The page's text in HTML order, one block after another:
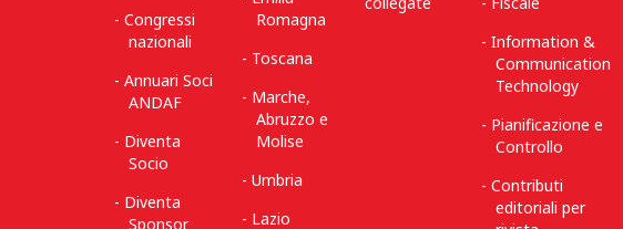
Congressi
nazionali
Annuari Soci
ANDAF
Diventa
Socio
Diventa
Sponsor
Romagna
Toscana
Marche,
Abruzzo e
Molise
Umbria
Lazio
Information &
Communication
Technology
Pianificazione e
Controllo
Contributi
editoriali per